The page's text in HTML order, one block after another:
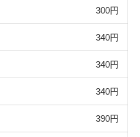
300円
340円
340円
340円
390円